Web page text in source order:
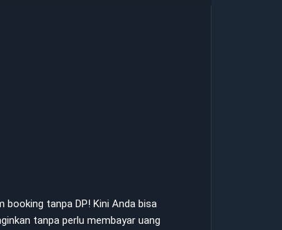
tanpa DP! Kini Anda bisa
tanpa perlu membayar uang